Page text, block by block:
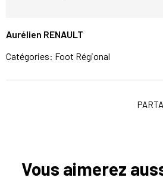
Aurélien RENAULT
Catégories: Foot Régional
Vous aimerez